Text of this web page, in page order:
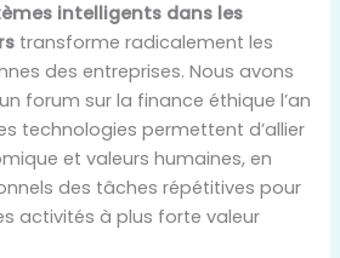
intelligents dans les
transforme radicalement les
des entreprises. Nous avons
forum sur la finance éthique l’an
technologies permettent d’allier
et valeurs humaines, en
des tâches répétitives pour
activités à plus forte valeur